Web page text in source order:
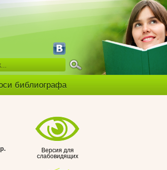
библиографа
Версия для
слабовидящих